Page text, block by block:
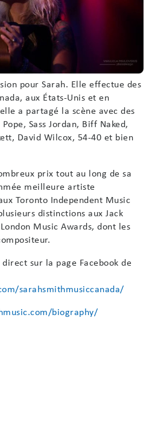
pour Sarah. Elle effectue des
aux États-Unis et en
a partagé la scène avec des
Sass Jordan, Biff Naked,
David Wilcox, 54-40 et bien
prix tout au long de sa
meilleure artiste
Toronto Independent Music
distinctions aux Jack
Music Awards, dont les
sur la page Facebook de
sarahsmithmusiccanada/
biography/